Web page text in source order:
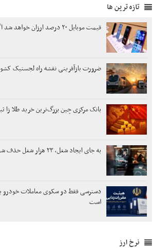
تازه ترین ها
قیمت موبایل ۲۰ درصد ارزان خواهد شد اگر...
ضرورت بازآفرینی نقشه راه لجستیک
بانک مرکزی چین بزرگ‌ترین خرید طلا زا
به جای ایجاد شغل، ۲۳ هزار شغل حذف شد
دسترسی فقط دو سکوی معاملات خودرو
است
نرخ ارز